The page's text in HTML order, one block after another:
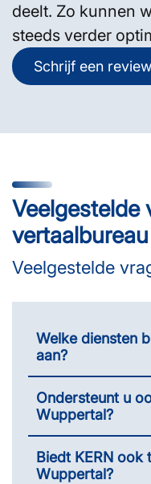
deelt. Zo kunnen
steeds verder
Schrijf een
Veelgestelde
Veelgestelde
Welke diensten
aan?
Ondersteunt u
Wuppertal?
Biedt KERN ook
Wuppertal?